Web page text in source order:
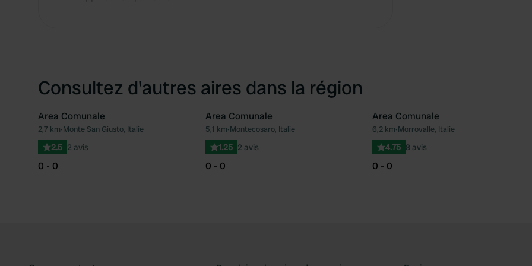
Consultez d'autres aires dans la région
Préféré
Area Comunale
2,7 km•Monte San Giusto, Italie
2.5 2 avis
0 - 0
Préféré
Area Comunale
5,1 km•Montecosaro, Italie
1.25 2 avis
0 - 0
Area Comunale
6,2 km•Morrovalle, Italie
4.75 8 avis
0 - 0